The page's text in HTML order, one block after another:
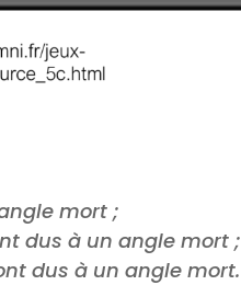
mort ;
dus à un angle mort ;
dus à un angle mort.